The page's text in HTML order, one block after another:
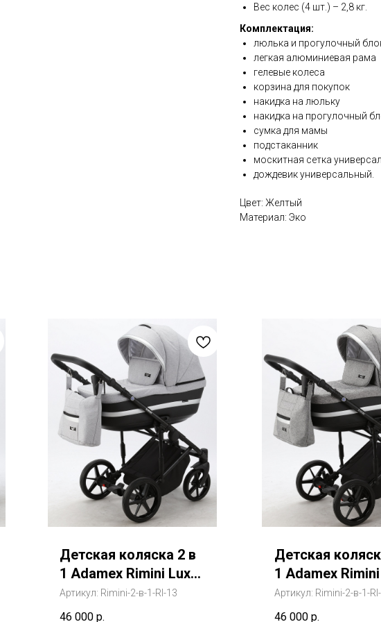
Вес колес (4 шт.) – 2,8 кг.
Комплектация:
люлька и прогулочный
легкая алюминиевая рама
гелевые колеса
корзина для покупок
накидка на люльку
накидка на прогулочный
сумка для мамы
подстаканник
москитная сетка
дождевик универсальный.
Цвет: Желтый
Материал: Эко
Детская коляска 2 в
1 Adamex Rimini Lux
50% экокожа
(Адамекс Римини
Артикул: Rimini-2-в-1-RI-13
46 000 р.
Детская
1 Adamex
50% экокожа
(Адамекс
Артикул: Rimini-2-в-1-
46 000 р.